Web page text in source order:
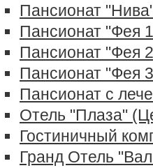
Пансионат
Пансионат "Фея
Пансионат "Фея
Пансионат "Фея
Пансионат с
Отель "Плаза"
Гостиничный
Гранд Отель